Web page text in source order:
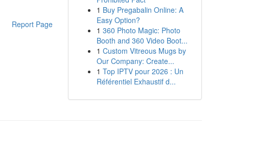
Report Page
1 Buy Pregabalin Online: A
Easy Option?
1 360 Photo Magic: Photo
Booth and 360 Video Boot...
1 Custom Vitreous Mugs by
Our Company: Create...
1 Top IPTV pour 2026 : Un
Référentiel Exhaustif d...